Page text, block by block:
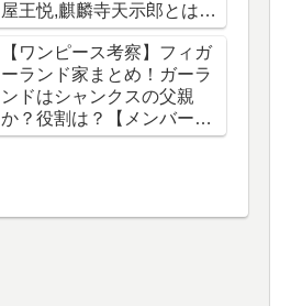
屋王悦,麒麟寺天示郎とは？
王鍵とは？異名は？声優CV
は？必殺技は？【霊王宮】
【泉湯鬼・穀王・刀神・大
織守・まなこ和尚】
【ワンピース考察】フィガ
ーランド家まとめ！ガーラ
ンドはシャンクスの父親
か？役割は？【メンバー一
覧】